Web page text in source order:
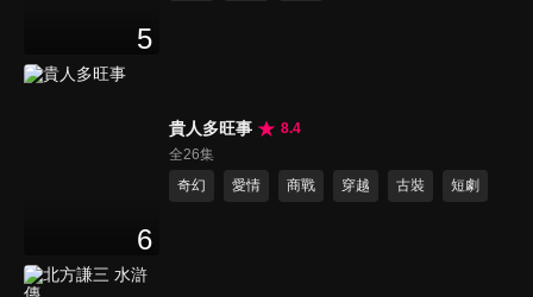
5
6
貴人多旺事
8.4
全26集
奇幻
愛情 商戰 穿越 古裝 短劇